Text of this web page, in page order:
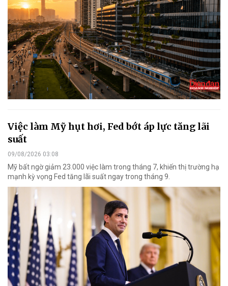
Việc làm Mỹ hụt hơi, Fed bớt áp lực tăng lãi
suất
09/08/2026 03:08
Mỹ bất ngờ giảm 23.000 việc làm trong tháng 7, khiến thị trường hạ
mạnh kỳ vọng Fed tăng lãi suất ngay trong tháng 9.